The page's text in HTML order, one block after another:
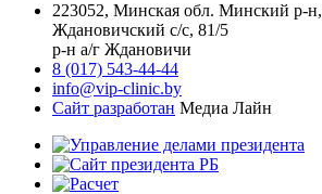
223052, Минская обл. Минский р-н,
Ждановичский с/с, 81/5
р-н а/г Ждановичи
8 (017) 543-44-44
info@vip-clinic.by
Сайт разработан Медиа Лайн